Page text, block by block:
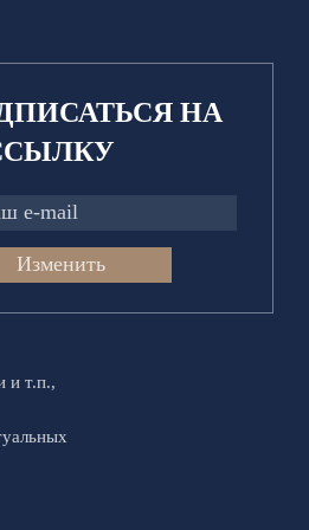
НА
Изменить
и т.п.,